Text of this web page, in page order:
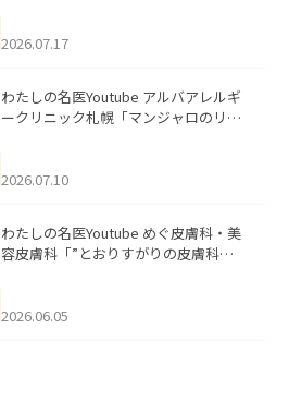
した。
2026.07.17
わたしの名医Youtube アルバアレルギ
ークリニック札幌「マンジャロのリア
た。
2026.07.10
わたしの名医Youtube めぐ皮膚科・美
容皮膚科「”とおりすがりの皮膚科
2026.06.05